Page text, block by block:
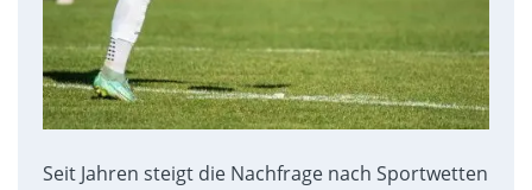
Seit Jahren steigt die Nachfrage nach Sportwetten